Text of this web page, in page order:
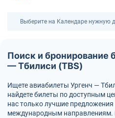
Выберите на Календаре нужную
Поиск и бронирование
— Тбилиси (TBS)
Ищете авиабилеты Ургенч —
найдете билеты по доступным
нас только лучшие
международным